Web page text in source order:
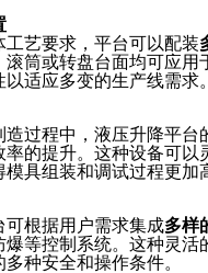
艺要求，平台可以配装
滚筒或转盘台面均可应用
适应多变的生产线需求。
造过程中，液压升降平台
率的提升。这种设备可以
具组装和调试过程更加
可根据用户需求集成多样
等控制系统。这种灵活
种安全和操作条件。